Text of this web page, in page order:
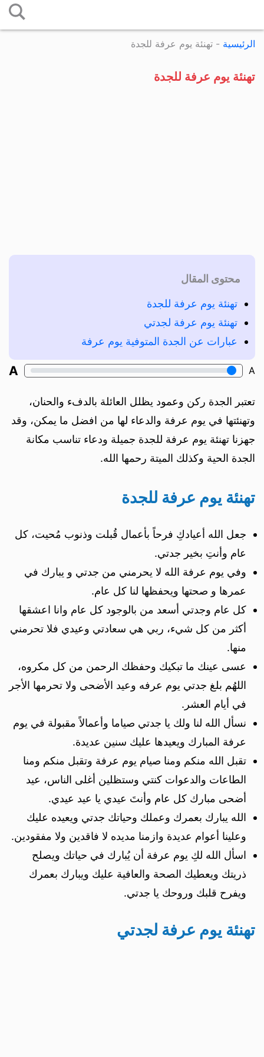
إلى
المحتوى
الرئيسية - تهنئة يوم عرفة للجدة
تهنئة يوم عرفة للجدة
محتوى المقال
تهنئة يوم عرفة للجدة
تهنئة يوم عرفة لجدتي
عبارات عن الجدة المتوفية يوم عرفة
A
A
تعتبر الجدة ركن وعمود يظلل العائلة بالدفء والحنان،
وتهنئتها في يوم عرفة والدعاء لها من افضل ما يمكن، وقد
جهزنا تهنئة يوم عرفة للجدة جميلة ودعاء تناسب مكانة
الجدة الحية وكذلك الميتة رحمها الله.
تهنئة يوم عرفة للجدة
جعل الله أعيادكِ فرحاً بأعمال قُبلت وذنوب مُحيت، كل
عام وأنتِ بخير جدتي.
وفي يوم عرفة الله لا يحرمني من جدتي و يبارك في
عمرها و صحتها ويحفظها لنا كل عام.
كل عام وجدتي أسعد من بالوجود كل عام وانا اعشقها
أكثر من كل شيء، ربي هي سعادتي وعيدي فلا تحرمني
منها.
عسى عينك ما تبكيك وحفظك الرحمن من كل مكروه،
اللهُم بلغ جدتي يوم عرفه وعيد الأضحى ولا تحرمها الأجر
في أيام العشر.
نسأل الله لنا ولك يا جدتي صياما وأعمالاً مقبولة في يوم
عرفة المبارك ويعيدها عليك سنين عديدة.
تقبل الله منكم ومنا صيام يوم عرفة وتقبل منكم ومنا
الطاعات والدعوات كنتي وستظلين أغلى الناس، عيد
أضحى مبارك كل عام وأنتَ عيدي يا عيد عيدي.
الله يبارك بعمرك وعملك وحياتك جدتي ويعيده عليك
وعلينا أعوام عديدة وازمنا مديده لا فاقدين ولا مفقودين.
اسأل الله لكِ يوم عرفة أن يُبارك في حياتك ويصلح
ذريتك ويعطيك الصحة والعافية عليك ويبارك بعمرك
ويفرح قلبك وروحك يا جدتي.
تهنئة يوم عرفة لجدتي